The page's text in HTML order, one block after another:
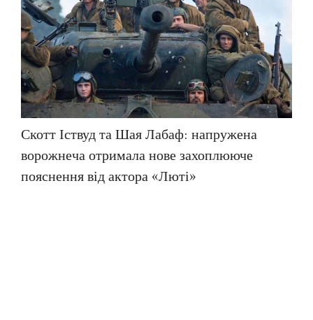
Скотт Іствуд та Шая Лабаф: напружена
ворожнеча отримала нове захоплююче
пояснення від актора «Люті»